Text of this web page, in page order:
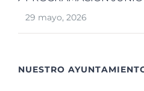
29 mayo, 2026
NUESTRO